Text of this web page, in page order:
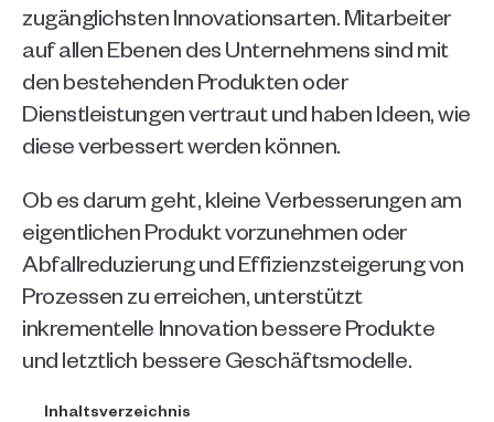
zugänglichsten Innovationsarten. Mitarbeiter
auf allen Ebenen des Unternehmens sind mit
den bestehenden Produkten oder
Dienstleistungen vertraut und haben Ideen, wie
diese verbessert werden können.
Ob es darum geht, kleine Verbesserungen am
eigentlichen Produkt vorzunehmen oder
Abfallreduzierung und Effizienzsteigerung von
Prozessen zu erreichen, unterstützt
inkrementelle Innovation bessere Produkte
und letztlich bessere Geschäftsmodelle.
Inhaltsverzeichnis